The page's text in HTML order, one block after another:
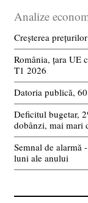
Analize
Creșterea
România, țara UE
T1 2026
Datoria publică,
Deficitul bugetar,
dobânzi, mai mari
Semnal de
luni ale anului